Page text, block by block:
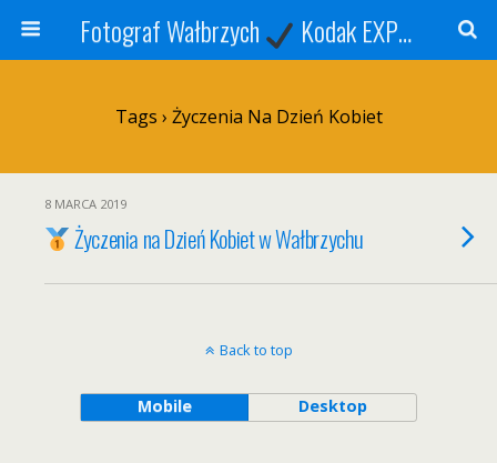
Fotograf Wałbrzych Kodak EXPRESS
Tags › Życzenia Na Dzień Kobiet
8 MARCA 2019
Życzenia na Dzień Kobiet w Wałbrzychu
Back to top
Mobile Desktop